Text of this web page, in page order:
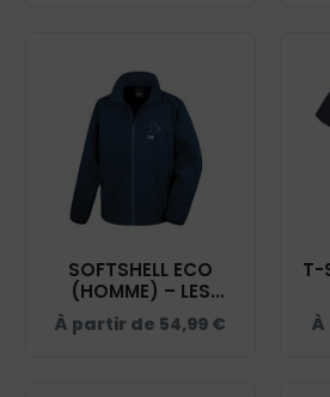
SOFTSHELL ECO
(HOMME) – LES
GRANDES MARQUES -
NAVY - RS231
À partir de 54,99 €
T-